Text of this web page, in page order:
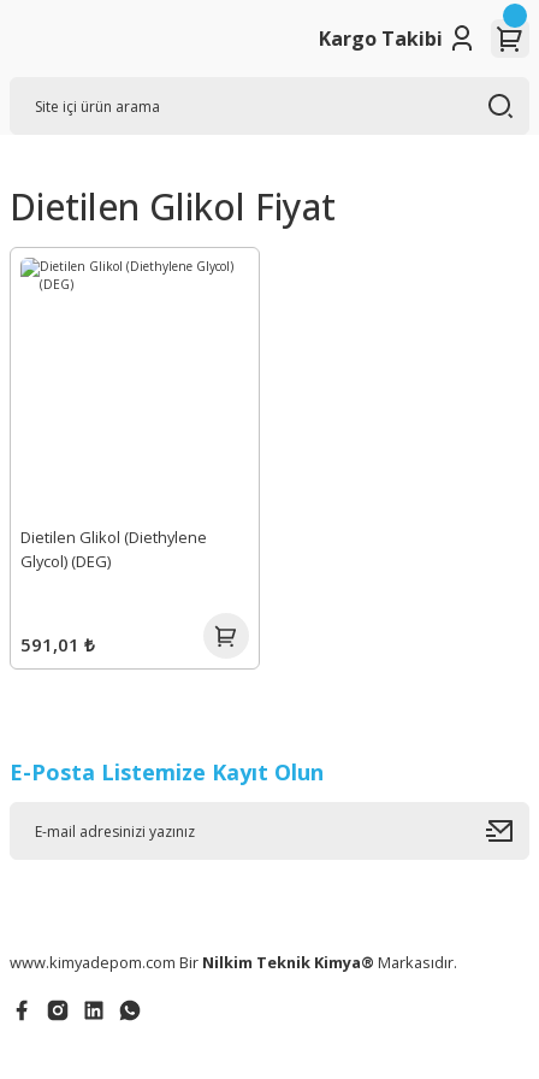
Kargo Takibi
Dietilen Glikol Fiyat
Dietilen Glikol (Diethylene
Glycol) (DEG)
591,01 ₺
E-Posta Listemize Kayıt Olun
www.kimyadepom.com Bir Nilkim Teknik Kimya® Markasıdır.